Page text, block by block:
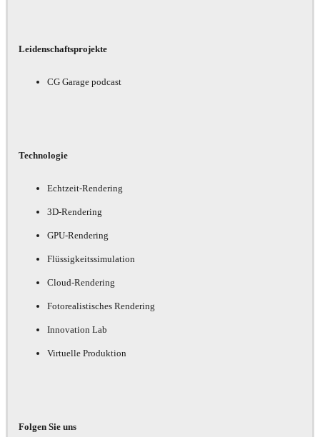
Leidenschaftsprojekte
CG Garage podcast
Technologie
Echtzeit-Rendering
3D-Rendering
GPU-Rendering
Flüssigkeitssimulation
Cloud-Rendering
Fotorealistisches Rendering
Innovation Lab
Virtuelle Produktion
Folgen Sie uns